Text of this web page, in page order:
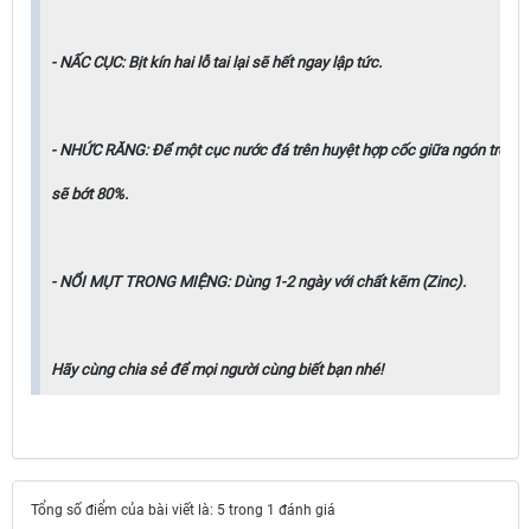
- NẤC CỤC: Bịt kín hai lỗ tai lại sẽ hết ngay lập tức.
- NHỨC RĂNG: Ðể một cục nước đá trên huyệt hợp cốc giữa ngón trỏ &
sẽ bớt 80%.
- NỔI MỤT TRONG MIỆNG: Dùng 1-2 ngày với chất kẽm (Zinc).
Hãy cùng chia sẻ để mọi người cùng biết bạn nhé!
Tổng số điểm của bài viết là: 5 trong 1 đánh giá